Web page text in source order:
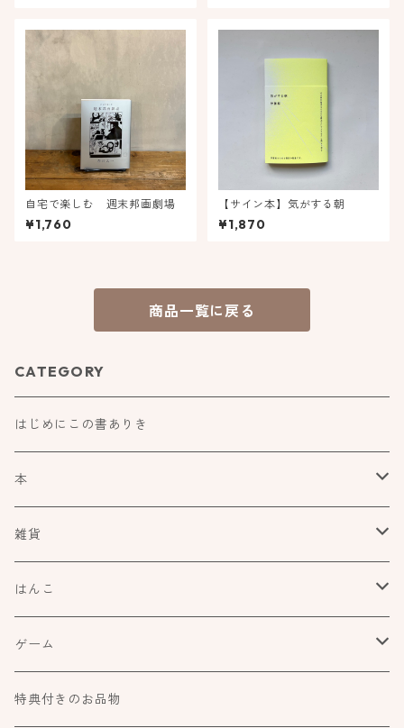
自宅で楽しむ 週末邦画劇場
¥1,760
【サイン本】気がする朝
¥1,870
商品一覧に戻る
CATEGORY
はじめにこの書ありき
本
食べもの飲みものお酒とか
アートや絵本の世界
だれかの考えごと
詩歌と会う
雑貨
kurofutago
ブローチ
ミラー
文具
はんこ
オスコラボ
カタチ×モヨウスタンプ
タカトモハンコ
ゲーム
Atelier Mimir
特典付きのお品物